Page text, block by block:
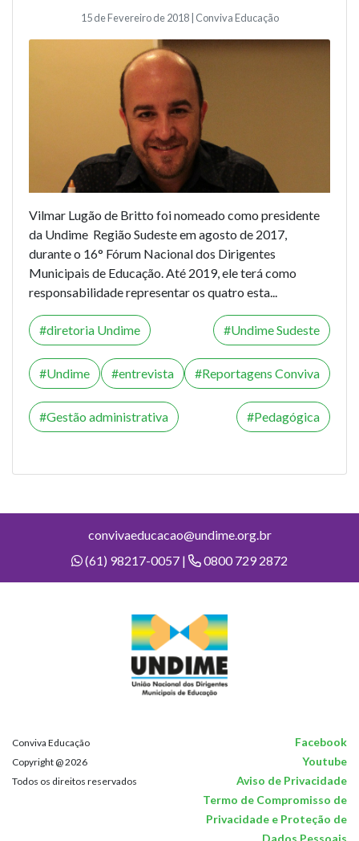
15 de Fevereiro de 2018 | Conviva Educação
Vilmar Lugão de Britto foi nomeado como presidente
da Undime Região Sudeste em agosto de 2017,
durante o 16° Fórum Nacional dos Dirigentes
Municipais de Educação. Até 2019, ele terá como
responsabilidade representar os quatro esta...
diretoria Undime Undime Sudeste
Undime entrevista Reportagens Conviva
Gestão administrativa Pedagógica
convivaeducacao@undime.org.br
(61) 98217-0057 |
0800 729 2872
Conviva Educação Facebook
Copyright @ 2026 Youtube
Todos os direitos reservados
Aviso de Privacidade
Termo de Compromisso de
Privacidade e Proteção de
Dados Pessoais